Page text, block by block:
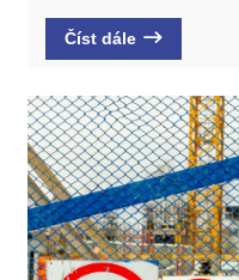
Číst dále